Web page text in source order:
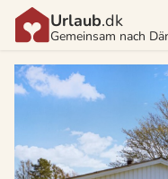
Urlaub.dk
Gemeinsam nach